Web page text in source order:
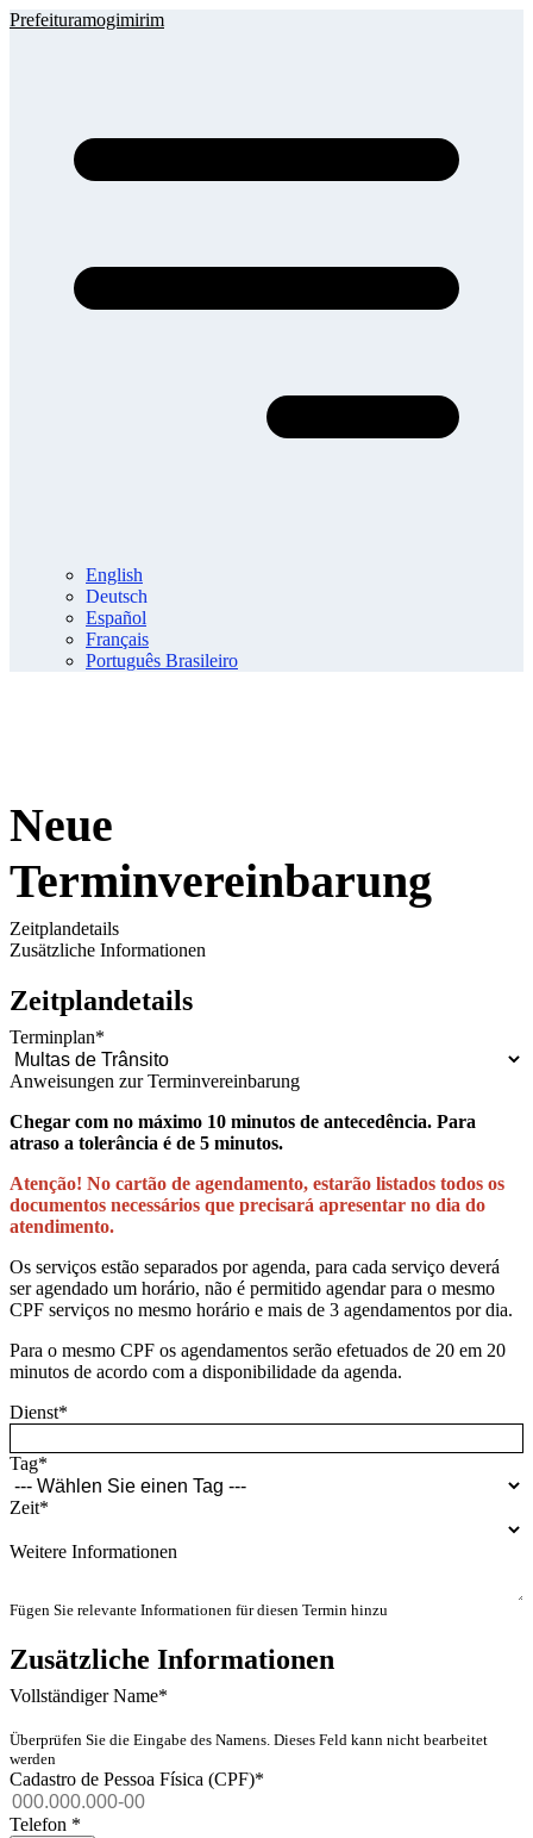
Prefeituramogimirim
English
Deutsch
Español
Français
Português Brasileiro
Neue
Terminvereinbarung
Zeitplandetails
Zusätzliche Informationen
Zeitplandetails
Terminplan*
Anweisungen zur Terminvereinbarung
Chegar com no máximo 10 minutos de antecedência. Para
atraso a tolerância é de 5 minutos.
Atenção! No cartão de agendamento, estarão listados todos os
documentos necessários que precisará apresentar no dia do
atendimento.
Os serviços estão separados por agenda, para cada serviço deverá
ser agendado um horário, não é permitido agendar para o mesmo
CPF serviços no mesmo horário e mais de 3 agendamentos por dia.
Para o mesmo CPF os agendamentos serão efetuados de 20 em 20
minutos de acordo com a disponibilidade da agenda.
Dienst*
Tag*
Zeit*
Weitere Informationen
Fügen Sie relevante Informationen für diesen Termin hinzu
Zusätzliche Informationen
Vollständiger Name*
Überprüfen Sie die Eingabe des Namens. Dieses Feld kann nicht bearbeitet
werden
Cadastro de Pessoa Física (CPF)*
Telefon *